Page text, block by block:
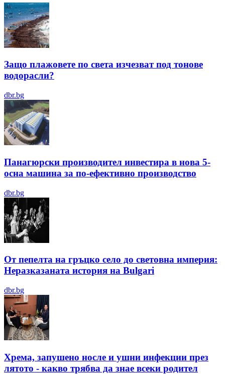
Защо плажовете по света изчезват под тонове
водорасли?
dbr.bg
Панагюрски производител инвестира в нова 5-
осна машина за по-ефективно производство
dbr.bg
От пепелта на гръцко село до световна империя:
Неразказаната история на Bulgari
dbr.bg
Хрема, запушено носле и ушни инфекции през
лятотo - какво трябва да знае всеки родител